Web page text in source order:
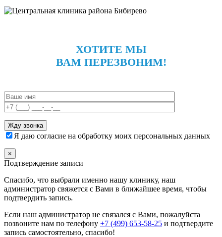
ХОТИТЕ МЫ
ВАМ ПЕРЕЗВОНИМ!
Я даю согласие на обработку моих персональных данных
×
Подтверждение записи
Спасибо, что выбрали именно нашу клинику, наш
администратор свяжется с Вами в ближайшее время, чтобы
подтвердить запись.
Если наш администратор не связался с Вами, пожалуйста
позвоните нам по телефону +7 (499) 653-58-25 и подтвердите
запись самостоятельно, спасибо!